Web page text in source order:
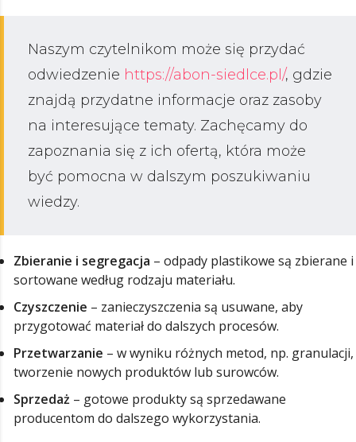
Naszym czytelnikom może się przydać
odwiedzenie https://abon-siedlce.pl/, gdzie
znajdą przydatne informacje oraz zasoby
na interesujące tematy. Zachęcamy do
zapoznania się z ich ofertą, która może
być pomocna w dalszym poszukiwaniu
wiedzy.
Zbieranie i segregacja – odpady plastikowe są zbierane i
sortowane według rodzaju materiału.
Czyszczenie – zanieczyszczenia są usuwane, aby
przygotować materiał do dalszych procesów.
Przetwarzanie – w wyniku różnych metod, np. granulacji,
tworzenie nowych produktów lub surowców.
Sprzedaż – gotowe produkty są sprzedawane
producentom do dalszego wykorzystania.